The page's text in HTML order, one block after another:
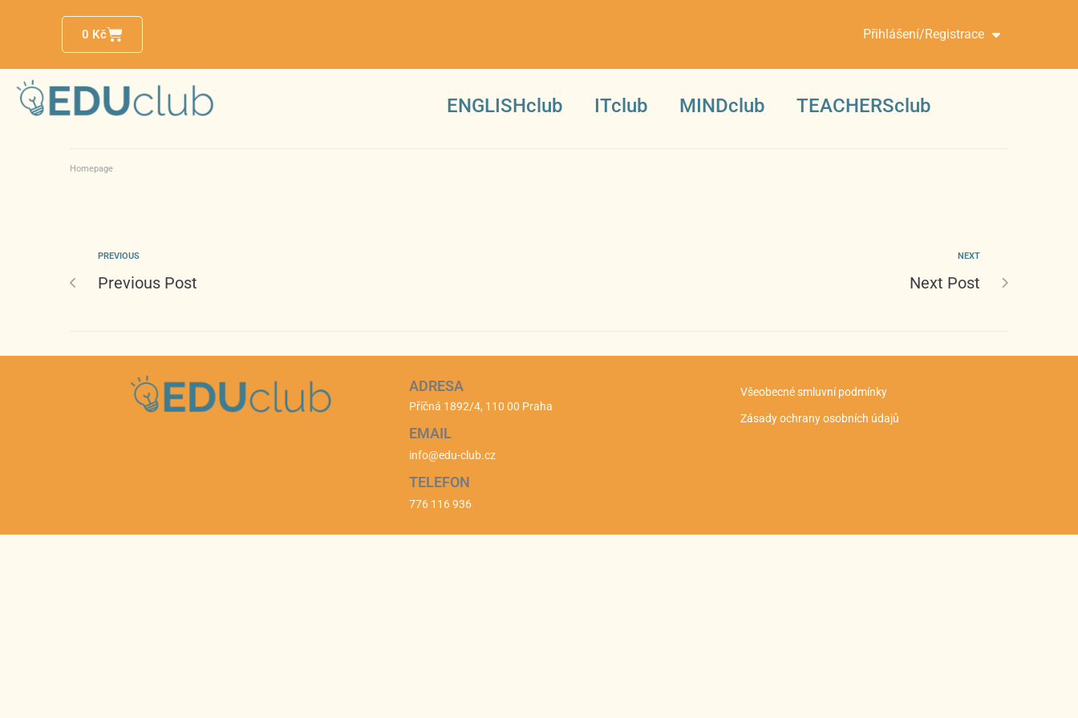
0 Kč Přihlášení/Registrace
ENGLISHclub ITclub MINDclub TEACHERSclub
Homepage
PREVIOUS
Previous Post
NEXT
Next Post
ADRESA
Příčná 1892/4, 110 00 Praha
EMAIL
info@edu-club.cz
TELEFON
776 116 936
Všeobecné smluvní podmínky
Zásady ochrany osobních údajů